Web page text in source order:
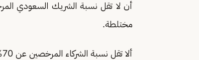
مختلطة.
ألا تقل نسبة الشركاء المرخصين عن 70%.